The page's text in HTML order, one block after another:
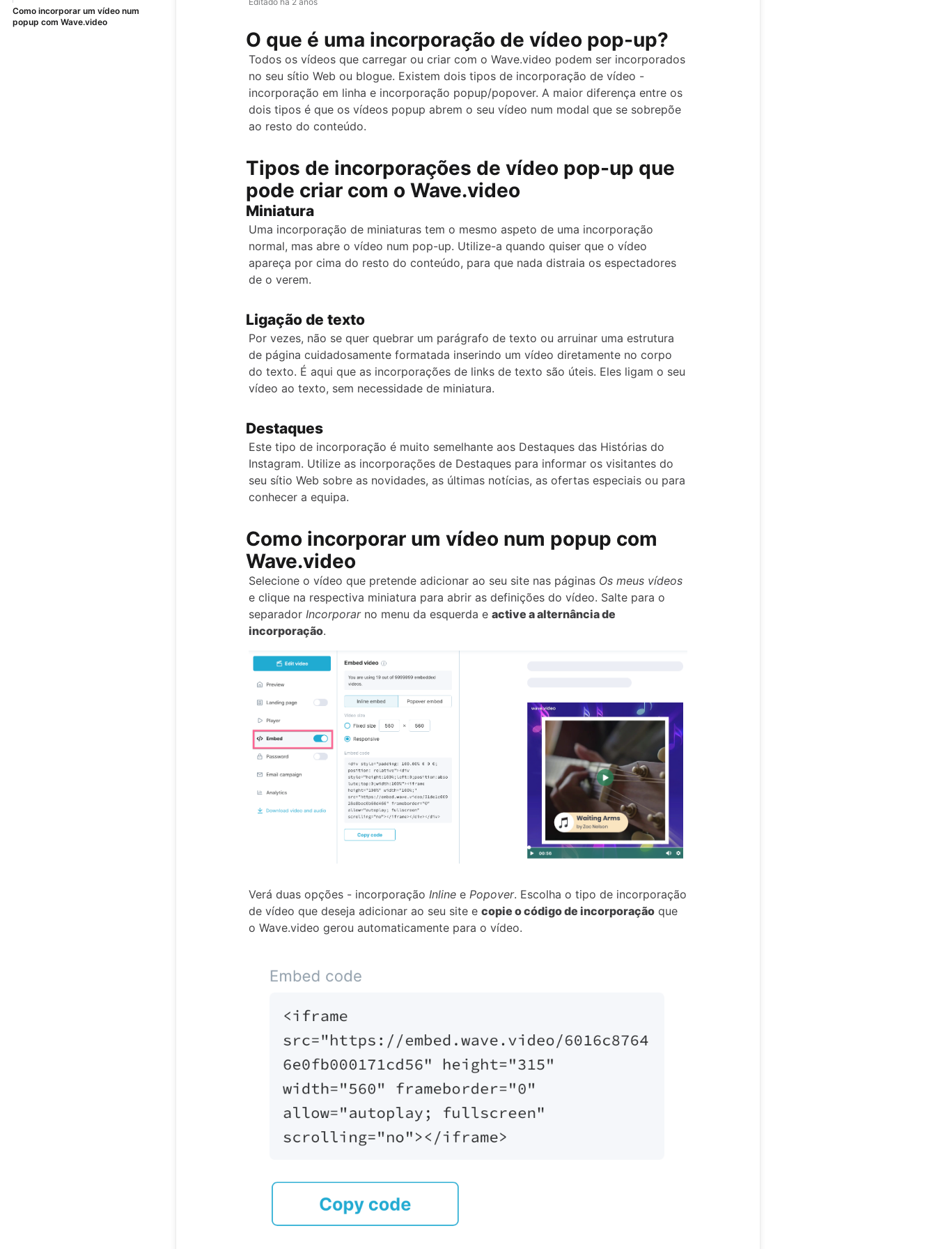
Como incorporar um vídeo num
popup com Wave.video
O que é uma incorporação de vídeo pop-up?
Todos os vídeos que carregar ou criar com o Wave.video podem ser incorporados
no seu sítio Web ou blogue. Existem dois tipos de incorporação de vídeo -
incorporação em linha e incorporação popup/popover. A maior diferença entre os
dois tipos é que os vídeos popup abrem o seu vídeo num modal que se sobrepõe
ao resto do conteúdo.
Tipos de incorporações de vídeo pop-up que
pode criar com o Wave.video
Miniatura
Uma incorporação de miniaturas tem o mesmo aspeto de uma incorporação
normal, mas abre o vídeo num pop-up. Utilize-a quando quiser que o vídeo
apareça por cima do resto do conteúdo, para que nada distraia os espectadores
de o verem.
Ligação de texto
Por vezes, não se quer quebrar um parágrafo de texto ou arruinar uma estrutura
de página cuidadosamente formatada inserindo um vídeo diretamente no corpo
do texto. É aqui que as incorporações de links de texto são úteis. Eles ligam o seu
vídeo ao texto, sem necessidade de miniatura.
Destaques
Este tipo de incorporação é muito semelhante aos Destaques das Histórias do
Instagram. Utilize as incorporações de Destaques para informar os visitantes do
seu sítio Web sobre as novidades, as últimas notícias, as ofertas especiais ou para
conhecer a equipa.
Como incorporar um vídeo num popup com
Wave.video
Selecione o vídeo que pretende adicionar ao seu site nas páginas Os meus vídeos
e clique na respectiva miniatura para abrir as definições do vídeo. Salte para o
separador Incorporarno menu da esquerda e active a alternância de
incorporação.
Verá duas opções - incorporação Inline e Popover. Escolha o tipo de incorporação
de vídeo que deseja adicionar ao seu site e copie o código de incorporação que
o Wave.video gerou automaticamente para o vídeo.